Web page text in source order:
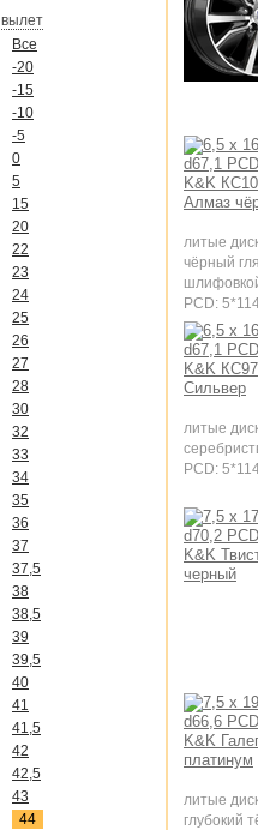
вылет
Все
-20
-15
-10
-5
0
5
15
20
22
23
24
25
26
27
28
30
32
33
34
35
36
37
37,5
38
38,5
39
39,5
40
41
41,5
42
42,5
43
44
литые
чёрный
PCD:
литые
PCD:
литые
глубокий